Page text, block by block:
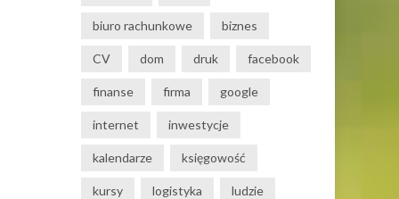
biuro rachunkowe biznes
CV dom druk facebook
finanse firma google
internet inwestycje
kalendarze księgowość
kursy logistyka ludzie